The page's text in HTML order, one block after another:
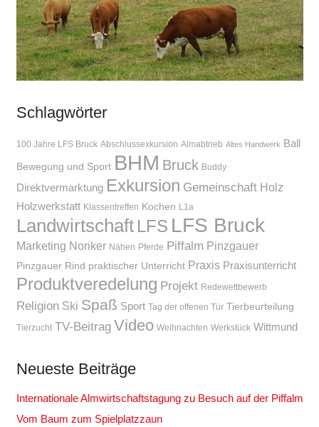
Schlagwörter
100 Jahre LFS Bruck Abschlussexkursion Almabtrieb Altes Handwerk Ball
Bewegung und Sport BHM Bruck Buddy
Direktvermarktung Exkursion Gemeinschaft Holz
Holzwerkstatt Klassentreffen Kochen L1a
Landwirtschaft LFS LFS Bruck
Marketing Noriker Nähen Pferde Piffalm Pinzgauer
Pinzgauer Rind praktischer Unterricht Praxis Praxisunterricht
Produktveredelung Projekt Redewettbewerb
Religion Ski Spaß Sport Tag der offenen Tür Tierbeurteilung
Tierzucht TV-Beitrag Video Weihnachten Werkstück Wittmund
Neueste Beiträge
Internationale Almwirtschaftstagung zu Besuch auf der Piffalm
Vom Baum zum Spielplatzzaun